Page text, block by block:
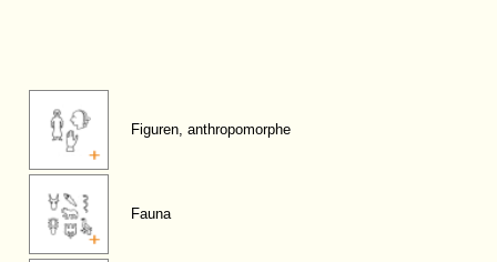
Figuren, anthropomorphe
Fauna